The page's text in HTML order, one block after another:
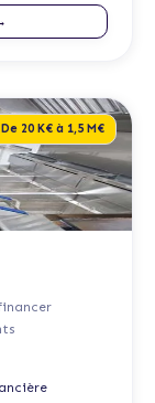
De 20 K€ à 1,5 M€